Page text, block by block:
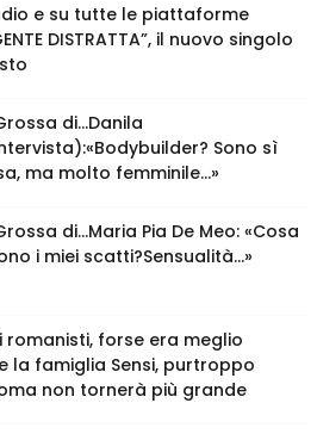
e su tutte le piattaforme
DISTRATTA”, il nuovo singolo
di…Danila
Sono sì
ma molto femminile…»
di…Maria Pia De Meo: «Cosa
i miei scatti?Sensualità…»
romanisti, forse era meglio
la famiglia Sensi, purtroppo
non tornerà più grande